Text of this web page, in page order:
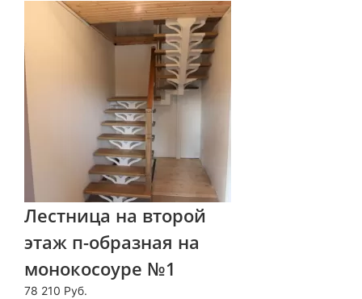
Лестница на второй
этаж п-образная на
монокосоуре №1
78 210 Руб.